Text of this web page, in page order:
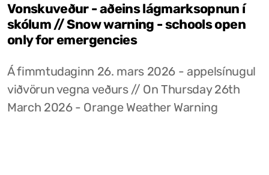
Vonskuveður - aðeins lágmarksopnun í
skólum // Snow warning - schools open
only for emergencies
Á fimmtudaginn 26. mars 2026 - appelsínugul
viðvörun vegna veðurs // On Thursday 26th
March 2026 - Orange Weather Warning